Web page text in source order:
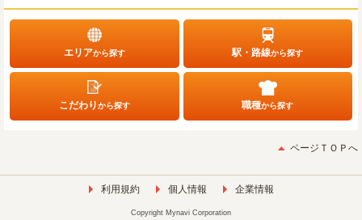
エリアから探す 駅・路線から探す
こだわりから探す 職種から探す
ページＴＯＰへ
利用規約 個人情報 企業情報
Copyright Mynavi Corporation